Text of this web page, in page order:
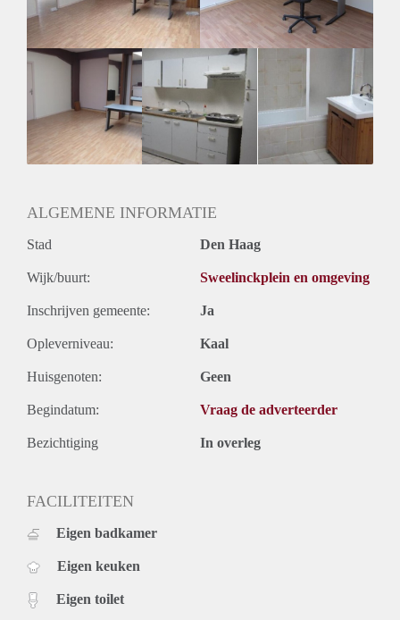
Huurtermijn
Onbepaalde termijn
Oplevering
Kaal
ALGEMENE INFORMATIE
Stad Den Haag
Wijk/buurt: Sweelinckplein en omgeving
Inschrijven gemeente: Ja
Opleverniveau: Kaal
Huisgenoten: Geen
Begindatum: Vraag de adverteerder
Bezichtiging In overleg
FACILITEITEN
Eigen badkamer
Eigen keuken
Eigen toilet